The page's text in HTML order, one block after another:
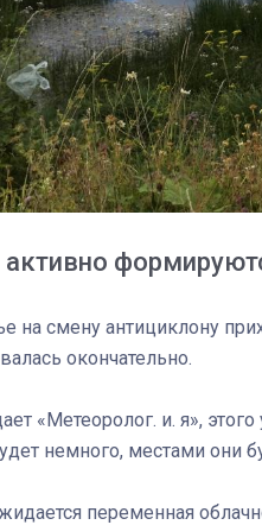
на смену антициклону
окончательно.
«Метеоролог. и. я»,
немного, местами они
переменная